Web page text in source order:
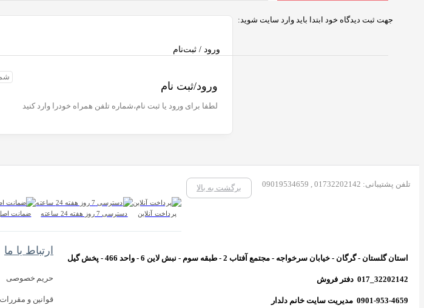
جهت ثبت دیدگاه خود ابتدا باید وارد سایت شوید:
ورود / ثبت‌نام
ورود/ثبت نام
لطفا برای ورود یا ثبت نام،شماره تلفن همراه خودرا وارد کنید
تلفن پشتیبانی: 01732202142 , 09019534659 برگشت به بالا
پرداخت آنلاین دسترسی 7 روز هفته 24 ساعته ضمانت
استان گلستان - گرگان - خیابان سرخواجه - مجتمع آفتاب 2 - طبقه سوم - نبش لاین 6 - واحد 466 - پخش گیل
32202142_017 دفتر فروش
0901-953-4659 مدیریت سایت خانم دلدار
ارتباط با ما
حریم خصوصی
قوانین و مقررات